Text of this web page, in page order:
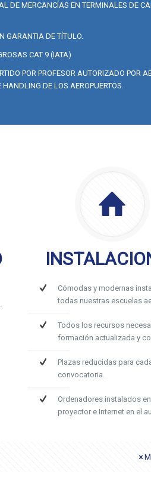
DE MERCANCÍAS EN TERMINALES DE
GARANTIA DE TÍTULO.
CAT 9 (IATA)
POR PROFESOR AUTORIZADO POR
DE LOS AEROPUERTOS.
Cómodas y modernas
todas nuestras escuelas
Todos los recursos
formación actualizada y
Plazas reducidas para
convocatoria.
Ordenadores instalados
proyector e Internet en el